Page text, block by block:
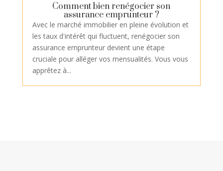
Comment bien renégocier son
assurance emprunteur ?
Avec le marché immobilier en pleine évolution et
les taux d'intérêt qui fluctuent, renégocier son
assurance emprunteur devient une étape
cruciale pour alléger vos mensualités. Vous vous
apprêtez à...